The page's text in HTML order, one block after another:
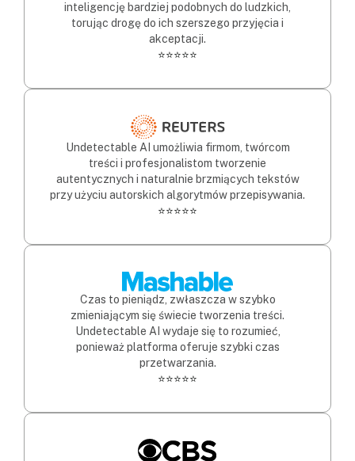
inteligencję bardziej podobnych do ludzkich,
torując drogę do ich szerszego przyjęcia i
akceptacji.
⭐⭐⭐⭐⭐
Undetectable AI umożliwia firmom, twórcom
treści i profesjonalistom tworzenie
autentycznych i naturalnie brzmiących tekstów
przy użyciu autorskich algorytmów przepisywania.
⭐⭐⭐⭐⭐
Czas to pieniądz, zwłaszcza w szybko
zmieniającym się świecie tworzenia treści.
Undetectable AI wydaje się to rozumieć,
ponieważ platforma oferuje szybki czas
przetwarzania.
⭐⭐⭐⭐⭐